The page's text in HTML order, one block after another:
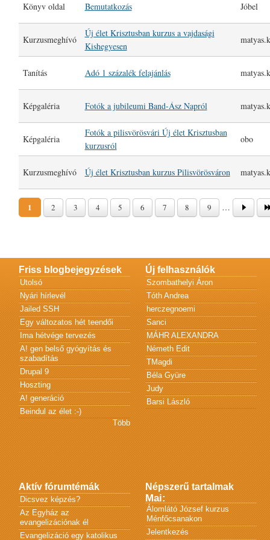
Könyv oldal Bemutatkozás Jóbel
Kurzusmeghívó
Új élet Krisztusban kurzus a vajdasági
Kishegyesen
Tanítás Adó 1 százalék felajánlás
Képgaléria Fotók a jubileumi Band-Ász Napról
Képgaléria
Fotók a pilisvörösvári Új élet Krisztusban
kurzusról
obo
Kurzusmeghívó Új élet Krisztusban kurzus Pilisvörösváron
Oldalak
1 2 3 4 5 6 7 8 9 …
Friss blogbejegyzések
Utolsó
Nyári hírlevél
Jailed SSH
Egy változatos hét teendői
Ima hétvége tervezés
A! gen belső gyógyítás és
szabadítás
Drupal 9
Hoszting
A! generáció
Beindul az élet :-)
Több
Új felhasználók
Szombathelyi Áron
Tóth Andrea
herczegnoemi
Sanci
MÁHR ALEXANDRA
Németh Edit
TMagdi
Béla Gyüre
Judy
Barsi László
Aktív fórumtémák
Dicsvez képzés?
Az Egyház az
evangelizációnak él
Evangelizáció egy katolikus
Népszerű tartalmak
Mai:
Álomlátó József kurzus
Ménfőcsanakon
Jelentkezés